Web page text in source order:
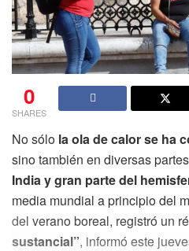
0
SHARES
No sólo la ola de calor se ha
sino también en diversas
India y gran parte del
media mundial a principio del
del verano boreal, registró un
sustancial”, informó este